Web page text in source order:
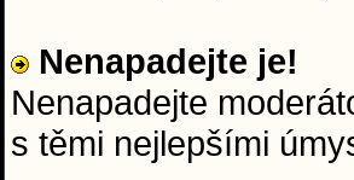
Nenapadejte je!
Nenapadejte
s těmi nejlepšími